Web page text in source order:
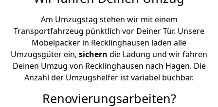
Am Umzugstag stehen wir mit einem
Transportfahrzeug pünktlich vor Deiner Tür. Unsere
Möbelpacker in Recklinghausen laden alle
Umzugsgüter ein, sichern die Ladung und wir fahren
Deinen Umzug von Recklinghausen nach Hagen. Die
Anzahl der Umzugshelfer ist variabel buchbar.
Renovierungsarbeiten?